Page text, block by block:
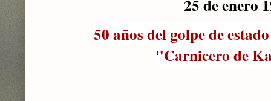
25 de enero
50 años del golpe de
"Carnicero de